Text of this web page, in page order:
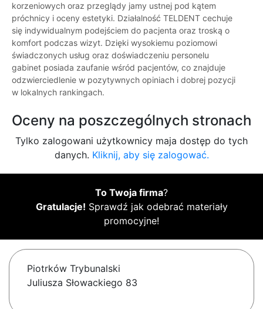
korzeniowych oraz przeglądy jamy ustnej pod kątem
próchnicy i oceny estetyki. Działalność TELDENT cechuje
się indywidualnym podejściem do pacjenta oraz troską o
komfort podczas wizyt. Dzięki wysokiemu poziomowi
świadczonych usług oraz doświadczeniu personelu
gabinet posiada zaufanie wśród pacjentów, co znajduje
odzwierciedlenie w pozytywnych opiniach i dobrej pozycji
w lokalnych rankingach.
Oceny na poszczególnych stronach
Tylko zalogowani użytkownicy maja dostęp do tych
danych. Kliknij, aby się zalogować.
To Twoja firma?
Gratulacje! Sprawdź jak odebrać materiały
promocyjne!
Piotrków Trybunalski
Juliusza Słowackiego 83